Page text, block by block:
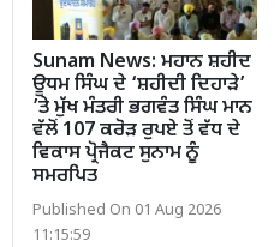
Sunam News: ਮਹਾਨ ਸ਼ਹੀਦ
ਊਧਮ ਸਿੰਘ ਦੇ ‘ਸ਼ਹੀਦੀ ਦਿਹਾੜੇ’
’ਤੇ ਮੁੱਖ ਮੰਤਰੀ ਭਗਵੰਤ ਸਿੰਘ ਮਾਨ
ਵੱਲੋਂ 107 ਕਰੋੜ ਰੁਪਏ ਤੋਂ ਵੱਧ ਦੇ
ਵਿਕਾਸ ਪ੍ਰੋਜੈਕਟ ਸੁਨਾਮ ਨੂੰ
ਸਮਰਪਿਤ
Published On 01 Aug 2026
11:15:59